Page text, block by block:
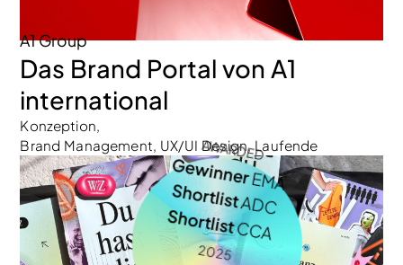
A1 Group
Das Brand Portal von A1
international
Konzeption,
Brand Management, UX/UI Design, Laufende
Weiterentwicklung & Betreuung
AWARDED
GewinnerEMA
ShortlistADC
ShortlistCCA
2025